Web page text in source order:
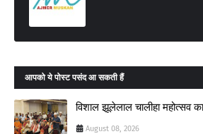
आपको ये पोस्ट पसंद आ सकती हैं
विशाल झूलेलाल चालीहा महोत्सव
August 08, 2026